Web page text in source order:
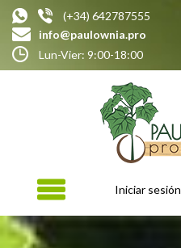
(+34) 642787555
info@paulownia.pro
Lun-Vier: 9:00-18:00
Iniciar sesión